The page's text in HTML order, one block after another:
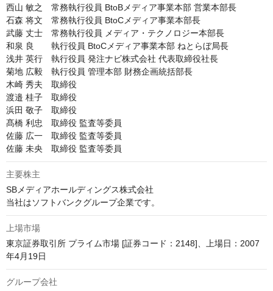
西山 敏之　常務執行役員 BtoBメディア事業本部 営業本部長
石森 将文　常務執行役員 BtoCメディア事業本部長
武藤 丈士　常務執行役員 メディア・テクノロジー本部長
和泉 良　　執行役員 BtoCメディア事業本部 ねとらぼ局長
浅井 英行　執行役員 発注ナビ株式会社 代表取締役社長
菊地 広毅　執行役員 管理本部 財務企画統括部長
木崎 秀夫　取締役
渡邉 桂子　取締役
浜田 敬子　取締役
髙橋 利忠　取締役 監査等委員
佐藤 広一　取締役 監査等委員
佐藤 未央　取締役 監査等委員
主要株主
SBメディアホールディングス株式会社
当社はソフトバンクグループ企業です。
上場市場
東京証券取引所 プライム市場 [証券コード：2148]、上場日：2007
年4月19日
グループ会社